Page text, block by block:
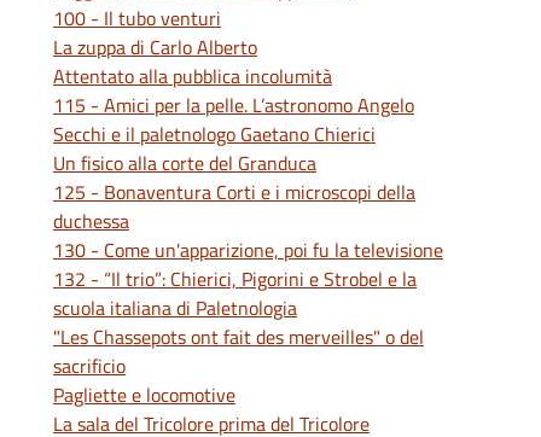
100 - Il tubo venturi
La zuppa di Carlo Alberto
Attentato alla pubblica incolumità
115 - Amici per la pelle. L’astronomo Angelo
Secchi e il paletnologo Gaetano Chierici
Un fisico alla corte del Granduca
125 - Bonaventura Corti e i microscopi della
duchessa
130 - Come un'apparizione, poi fu la televisione
132 - “Il trio”: Chierici, Pigorini e Strobel e la
scuola italiana di Paletnologia
"Les Chassepots ont fait des merveilles" o del
sacrificio
Pagliette e locomotive
La sala del Tricolore prima del Tricolore